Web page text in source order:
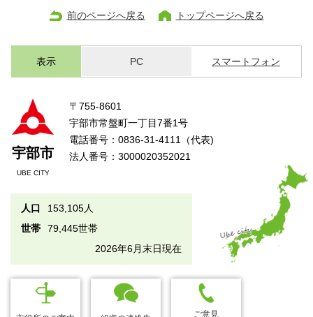
前のページへ戻る トップページへ戻る
表示 PC スマートフォン
宇部市
UBE CITY
〒755-8601
宇部市常盤町一丁目7番1号
電話番号：0836-31-4111（代表)
法人番号：3000020352021
人口
153,105人
世帯
79,445世帯
2026年6月末日現在
ご意見